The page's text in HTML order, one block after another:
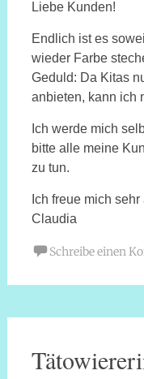
Liebe Kunden!
Endlich ist es
wieder Farbe
Geduld: Da Kitas
anbieten, kann ich
Ich werde mich
bitte alle meine
zu tun.
Ich freue mich
Claudia
Schreibe einen